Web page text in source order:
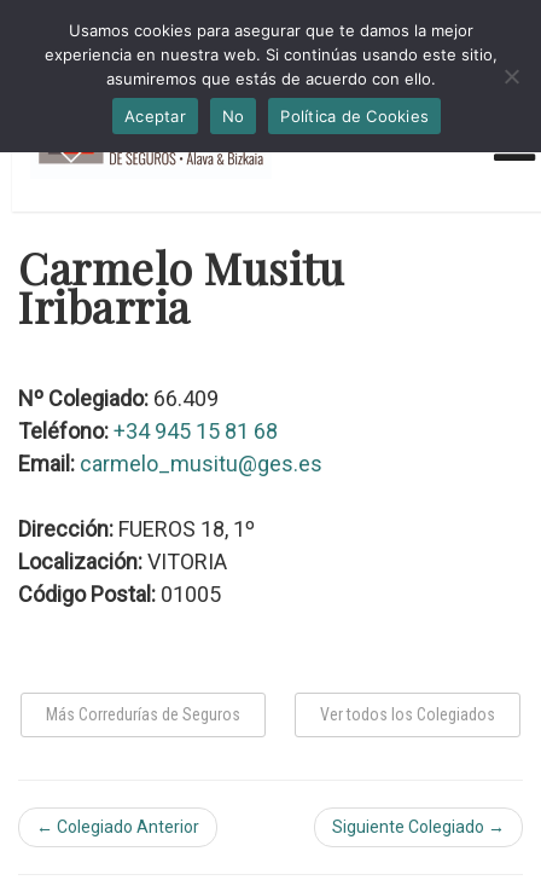
HORARIO INVIERNO Lun-Jue 09:00-16:30 Vier 9:00-14:00
administracion@cmsab.eus 94.442.43.43 Móvil y Whatsapp
688.889.170
Carmelo Musitu
Iribarria
Nº Colegiado: 66.409
Teléfono:+34 945 15 81 68
Email: carmelo_musitu@ges.es
Dirección: FUEROS 18, 1º
Localización:VITORIA
Código Postal: 01005
Más Corredurías de Seguros Ver todos los Colegiados
← Colegiado Anterior Siguiente Colegiado →
Usamos cookies para asegurar que te damos la mejor
experiencia en nuestra web. Si continúas usando este sitio,
asumiremos que estás de acuerdo con ello.
Aceptar
No Política de Cookies